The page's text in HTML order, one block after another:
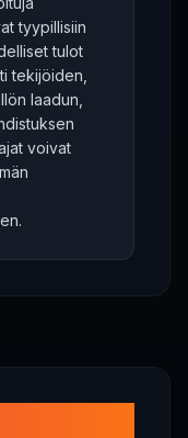
tyypillisiin
tulot
tekijöiden,
laadun,
voivat